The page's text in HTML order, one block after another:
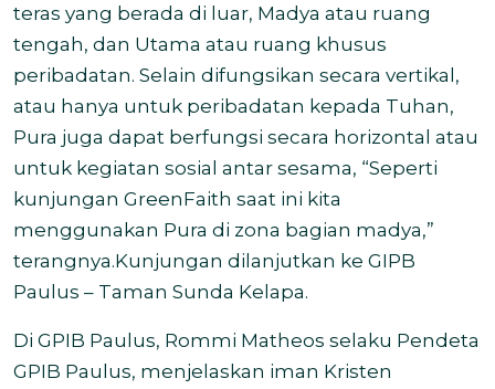
teras yang berada di luar, Madya atau ruang
tengah, dan Utama atau ruang khusus
peribadatan. Selain difungsikan secara vertikal,
atau hanya untuk peribadatan kepada Tuhan,
Pura juga dapat berfungsi secara horizontal atau
untuk kegiatan sosial antar sesama, “Seperti
kunjungan GreenFaith saat ini kita
menggunakan Pura di zona bagian madya,”
terangnya.Kunjungan dilanjutkan ke GIPB
Paulus – Taman Sunda Kelapa.
Di GPIB Paulus, Rommi Matheos selaku Pendeta
GPIB Paulus, menjelaskan iman Kristen